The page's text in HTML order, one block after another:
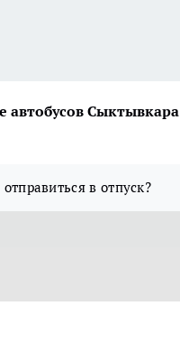
автобусов Сыктывкара
в отпуск?